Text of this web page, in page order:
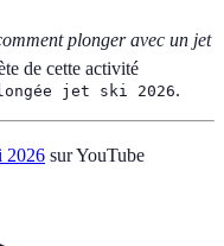
plonger avec un jet
de cette activité
jet ski 2026.
2026 sur YouTube